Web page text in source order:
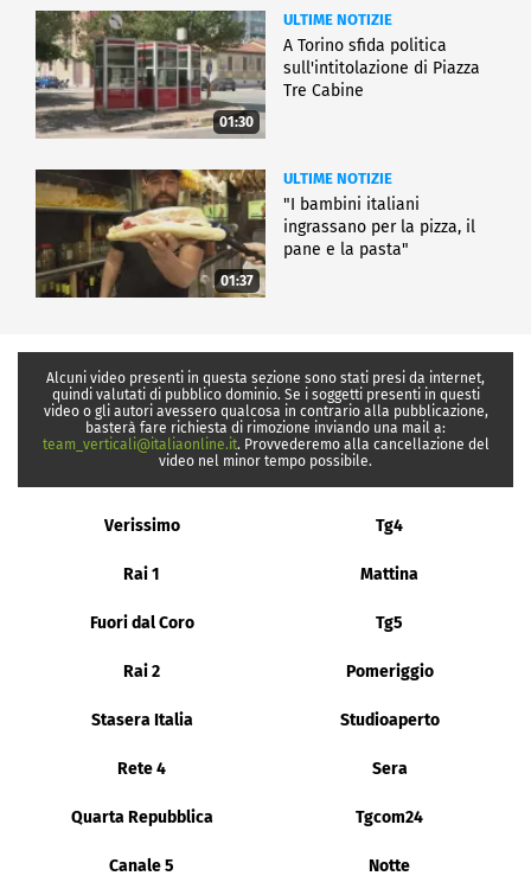
01:30
ULTIME NOTIZIE
A Torino sfida politica
sull'intitolazione di Piazza
Tre Cabine
01:37
ULTIME NOTIZIE
"I bambini italiani
ingrassano per la pizza, il
pane e la pasta"
Alcuni video presenti in questa sezione sono stati presi da internet,
quindi valutati di pubblico dominio. Se i soggetti presenti in questi
video o gli autori avessero qualcosa in contrario alla pubblicazione,
basterà fare richiesta di rimozione inviando una mail a:
team_verticali@italiaonline.it. Provvederemo alla cancellazione del
video nel minor tempo possibile.
Verissimo Tg4
Rai 1 Mattina
Fuori dal Coro Tg5
Rai 2 Pomeriggio
Stasera Italia Studioaperto
Rete 4 Sera
Quarta Repubblica Tgcom24
Canale 5 Notte